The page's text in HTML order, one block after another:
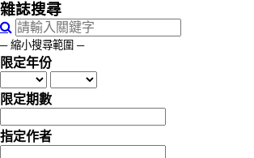
雜誌搜尋
─ 縮小搜尋範圍 ─
限定年份
限定期數
指定作者